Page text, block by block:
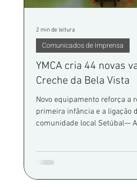
YMCA cria 44 novas
Creche da Bela Vista
Novo equipamento reforça a
primeira infância e a ligação
comunidade local Setúbal— A
para a primeira infância que
criar 44 vagas, através da
um espaço existente. O
Comunicados de Imprensa
2 min de leitura